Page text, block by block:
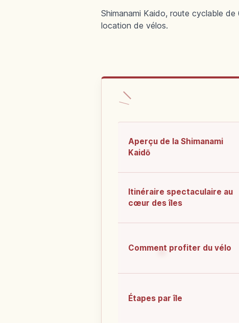
Shimanami Kaido, route cyclable
location de vélos.
Aperçu de la Shimanami
Kaidō
Itinéraire spectaculaire au
cœur des îles
Comment profiter du vélo
Étapes par île